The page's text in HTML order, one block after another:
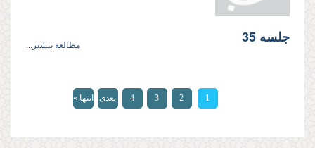
جلسه 35 مطالعه بیشتر...
صفحه‌ها 1
2
3
4 بعدی انتها »